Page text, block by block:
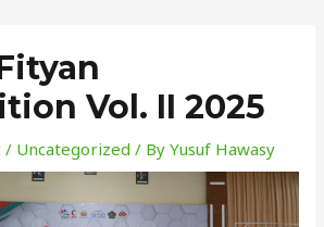
Vol. II 2025
/ Uncategorized / ByYusuf Hawasy